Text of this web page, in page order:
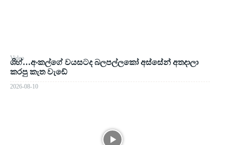
Video
ශිහ්…අංකල්ගේ වයසටද බලපල්ලකෝ අස්සේන් අතදාලා
කරපු කැත වැඩේ
2026-08-10